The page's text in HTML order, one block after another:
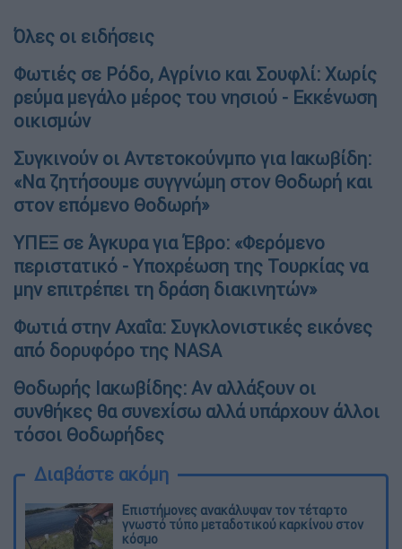
Όλες οι ειδήσεις
Φωτιές σε Ρόδο, Αγρίνιο και Σουφλί: Χωρίς
ρεύμα μεγάλο μέρος του νησιού - Εκκένωση
οικισμών
Συγκινούν οι Αντετοκούνμπο για Ιακωβίδη:
«Να ζητήσουμε συγγνώμη στον Θοδωρή και
στον επόμενο Θοδωρή»
ΥΠΕΞ σε Άγκυρα για Έβρο: «Φερόμενο
περιστατικό - Υποχρέωση της Τουρκίας να
μην επιτρέπει τη δράση διακινητών»
Φωτιά στην Αχαΐα: Συγκλονιστικές εικόνες
από δορυφόρο της NASA
Θοδωρής Ιακωβίδης: Αν αλλάξουν οι
συνθήκες θα συνεχίσω αλλά υπάρχουν άλλοι
τόσοι Θοδωρήδες
Διαβάστε ακόμη
Επιστήμονες ανακάλυψαν τον τέταρτο
γνωστό τύπο μεταδοτικού καρκίνου στον
κόσμο